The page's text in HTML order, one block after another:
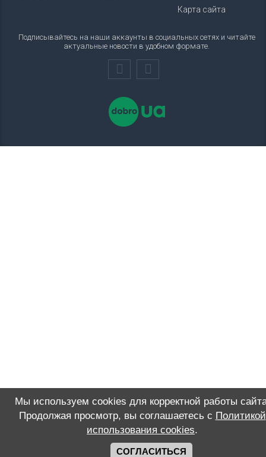
Карта сайта
Подписывайтесь на наши аккаунты в социальных сетях и читайте
актуальные новости в удобном формате.
Мы используем cookies для корректной работы
Продолжая просмотр, вы соглашаетесь с Политикой
использования cookies.
СОГЛАСИТЬСЯ